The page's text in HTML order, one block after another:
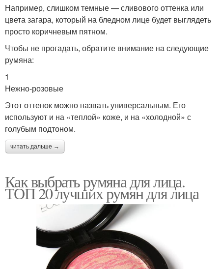
Например, слишком темные — сливового оттенка или
цвета загара, который на бледном лице будет выглядеть
просто коричневым пятном.
Чтобы не прогадать, обратите внимание на следующие
румяна:
1
Нежно-розовые
Этот оттенок можно назвать универсальным. Его
используют и на «теплой» коже, и на «холодной» с
голубым подтоном.
читать дальше →
Как выбрать румяна для лица.
ТОП 20 лучших румян для лица